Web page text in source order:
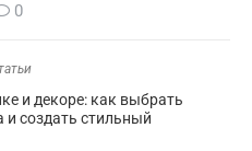
0
и декоре: как выбрать
и создать стильный